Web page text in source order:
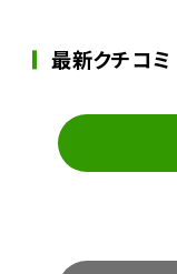
最新クチコミ